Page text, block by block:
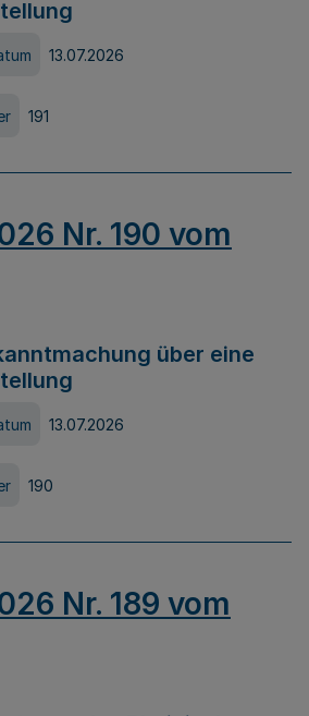
13.07.2026
191
Nr. 190 vom
über eine
13.07.2026
190
Nr. 189 vom